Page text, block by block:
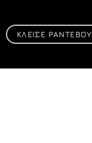
ΚΛΕΙΣΕ ΡΑΝΤΕΒΟΥ